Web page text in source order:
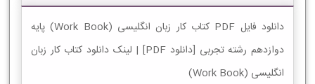
دانلود فایل PDF کتاب کار زبان انگلیسی (Work Book) پایه
دوازدهم رشته تجربی [دانلود PDF] | لینک دانلود کتاب کار زبان
انگلیسی (Work Book)